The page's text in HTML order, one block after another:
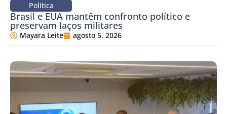
Política
Brasil e EUA mantêm confronto político e
preservam laços militares
Mayara Leite agosto 5, 2026